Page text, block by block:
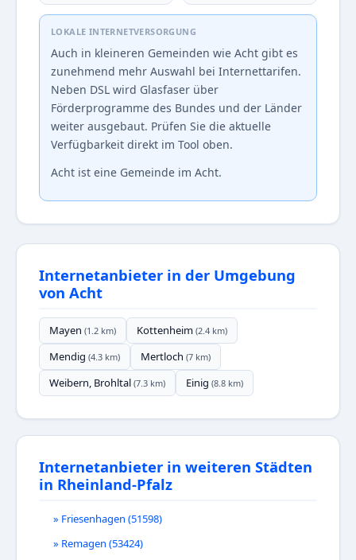
LOKALE INTERNETVERSORGUNG
Auch in kleineren Gemeinden wie Acht gibt es
zunehmend mehr Auswahl bei Internettarifen.
Neben DSL wird Glasfaser über
Förderprogramme des Bundes und der Länder
weiter ausgebaut. Prüfen Sie die aktuelle
Verfügbarkeit direkt im Tool oben.
Acht ist eine Gemeinde im Acht.
Internetanbieter in der Umgebung
von Acht
Mayen (1.2 km) Kottenheim (2.4 km)
Mendig (4.3 km) Mertloch (7 km)
Weibern, Brohltal (7.3 km) Einig (8.8 km)
Internetanbieter in weiteren Städten
in Rheinland-Pfalz
» Friesenhagen (51598)
» Remagen (53424)